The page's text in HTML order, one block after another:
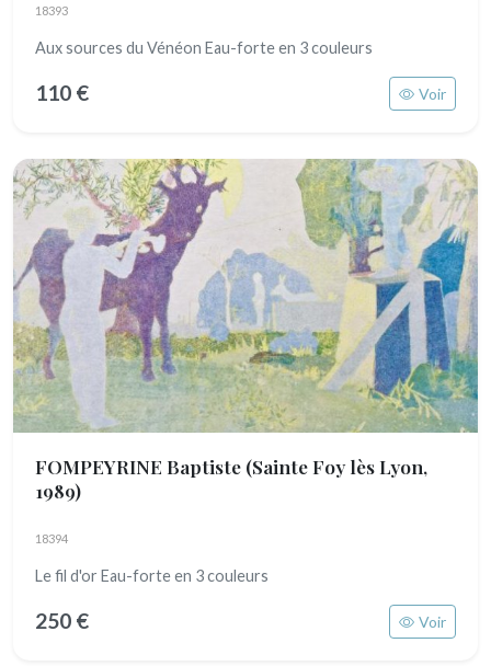
18393
Aux sources du Vénéon Eau-forte en 3 couleurs
110 € Voir
FOMPEYRINE Baptiste (Sainte Foy lès Lyon,
1989)
18394
Le fil d'or Eau-forte en 3 couleurs
250 € Voir